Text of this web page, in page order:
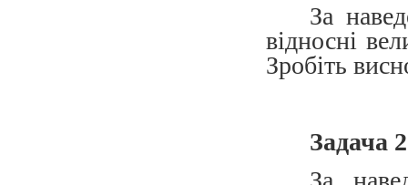
За
відносні
Зробіть
Задача 2